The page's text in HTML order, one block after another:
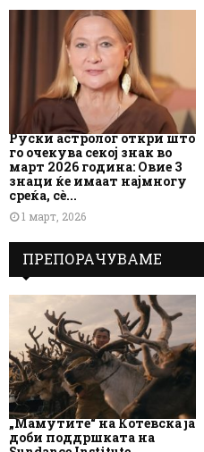
Руски астролог откри што
го очекува секој знак во
март 2026 година: Овие 3
знаци ќе имаат најмногу
среќа, сè...
1 март, 2026
ПРЕПОРАЧУВАМЕ
„Мамутите“ на Котевска ја
доби поддршката на